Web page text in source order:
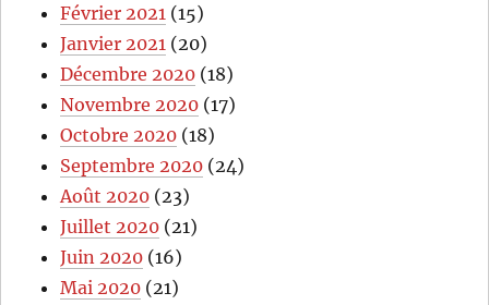
Février 2021 (15)
Janvier 2021 (20)
Décembre 2020 (18)
Novembre 2020 (17)
Octobre 2020 (18)
Septembre 2020 (24)
Août 2020 (23)
Juillet 2020 (21)
Juin 2020 (16)
Mai 2020 (21)